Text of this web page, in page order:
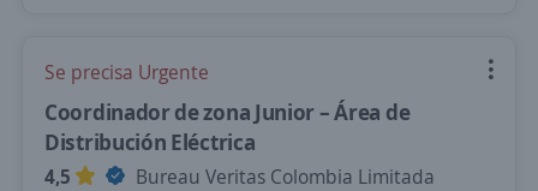
Se precisa Urgente
Coordinador de zona Junior – Área de
Distribución Eléctrica
4,5
Bureau Veritas Colombia Limitada